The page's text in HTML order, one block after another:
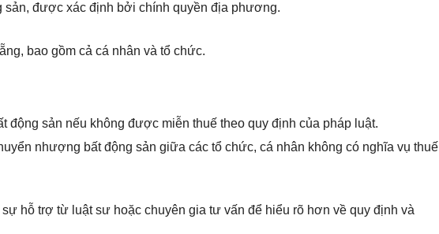
sản, được xác định bởi chính quyền địa phương.
bao gồm cả cá nhân và tổ chức.
động sản nếu không được miễn thuế theo quy định của pháp luật.
nhượng bất động sản giữa các tổ chức, cá nhân không có nghĩa vụ thuế
hỗ trợ từ luật sư hoặc chuyên gia tư vấn để hiểu rõ hơn về quy định và